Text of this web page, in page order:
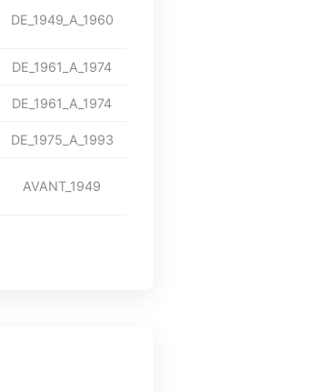
DE_1949_A_1960
DE_1961_A_1974
DE_1961_A_1974
DE_1975_A_1993
AVANT_1949